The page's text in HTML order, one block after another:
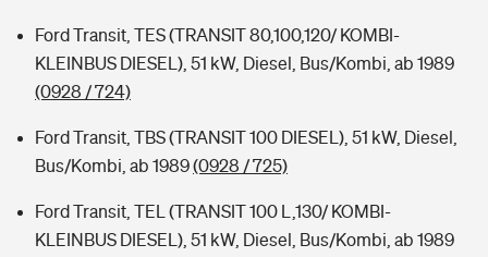
Ford Transit, TES (TRANSIT 80,100,120/ KOMBI-
KLEINBUS DIESEL), 51 kW, Diesel, Bus/Kombi, ab 1989
(0928 / 724)
Ford Transit, TBS (TRANSIT 100 DIESEL), 51 kW, Diesel,
Bus/Kombi, ab 1989(0928 / 725)
Ford Transit, TEL (TRANSIT 100 L,130/ KOMBI-
KLEINBUS DIESEL), 51 kW, Diesel, Bus/Kombi, ab 1989